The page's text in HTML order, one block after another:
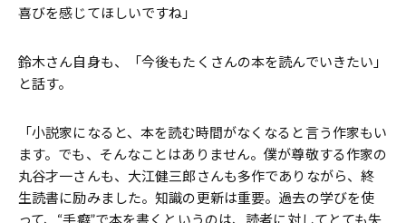
喜びを感じてほしいですね」
鈴木さん自身も、「今後もたくさんの本を読んでいきたい」
と話す。
「小説家になると、本を読む時間がなくなると言う作家もい
ます。でも、そんなことはありません。僕が尊敬する作家の
丸谷才一さんも、大江健三郎さんも多作でありながら、終
生読書に励みました。知識の更新は重要。過去の学びを使
って、“手癖”で本を書くというのは、読者に対してとても失